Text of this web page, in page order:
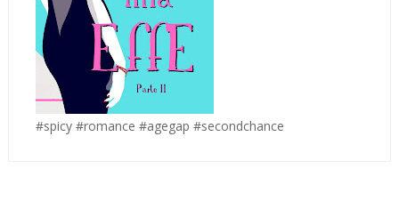
#spicy #romance #agegap #secondchance